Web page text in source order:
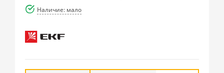
Наличие: мало